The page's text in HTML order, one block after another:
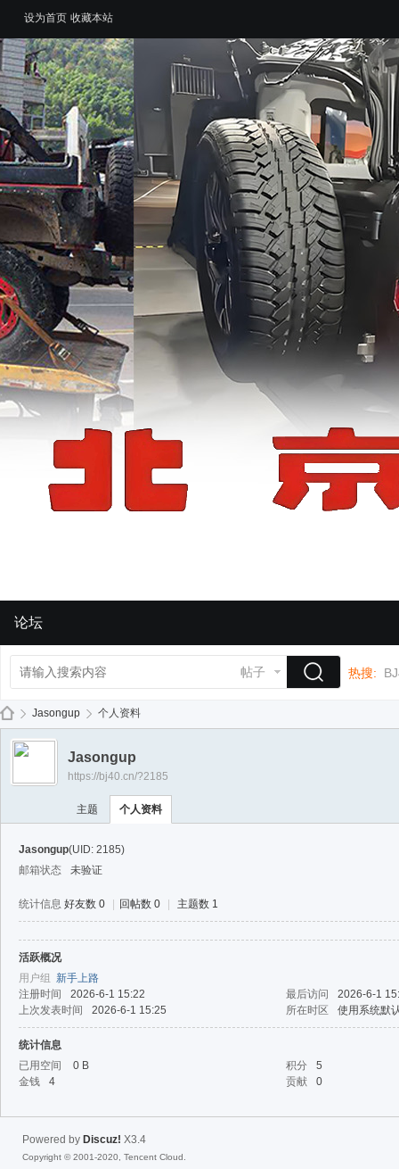
设为首页 收藏本站
论坛
帖子 热搜:
›
Jasongup 个人资料
Jasongup
https://bj40.cn/?2185
主题 个人资料
Jasongup(UID: 2185)
邮箱状态
未验证
统计信息 好友数 0 回帖数 0 主题数 1
活跃概况
用户组 新手上路
注册时间
2026-6-1 15:22 最后访问
2026-6-1
上次发表时间
2026-6-1 15:25 所在时区 使用系统默
统计信息
已用空间
0 B 积分
5
金钱
4 贡献 0
Powered by Discuz! X3.4
Copyright © 2001-2020, Tencent Cloud.